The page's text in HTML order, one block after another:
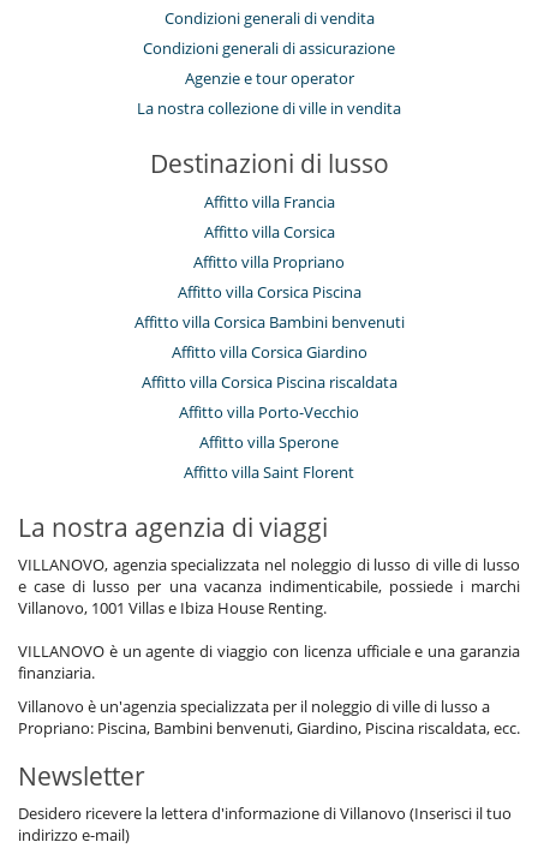
Condizioni generali di vendita
Condizioni generali di assicurazione
Agenzie e tour operator
La nostra collezione di ville in vendita
Destinazioni di lusso
Affitto villa Francia
Affitto villa Corsica
Affitto villa Propriano
Affitto villa Corsica Piscina
Affitto villa Corsica Bambini benvenuti
Affitto villa Corsica Giardino
Affitto villa Corsica Piscina riscaldata
Affitto villa Porto-Vecchio
Affitto villa Sperone
Affitto villa Saint Florent
La nostra agenzia di viaggi
VILLANOVO, agenzia specializzata nel noleggio di lusso di ville di lusso
e case di lusso per una vacanza indimenticabile, possiede i marchi
Villanovo, 1001 Villas e Ibiza House Renting.
VILLANOVO è un agente di viaggio con licenza ufficiale e una garanzia
finanziaria.
Villanovo è un'agenzia specializzata per il noleggio di ville di lusso a
Propriano: Piscina, Bambini benvenuti, Giardino, Piscina riscaldata, ecc.
Newsletter
Desidero ricevere la lettera d'informazione di Villanovo (Inserisci il tuo
indirizzo e-mail)